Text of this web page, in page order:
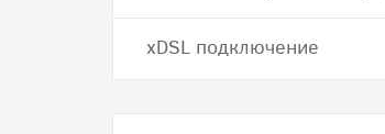
хDSL подключение